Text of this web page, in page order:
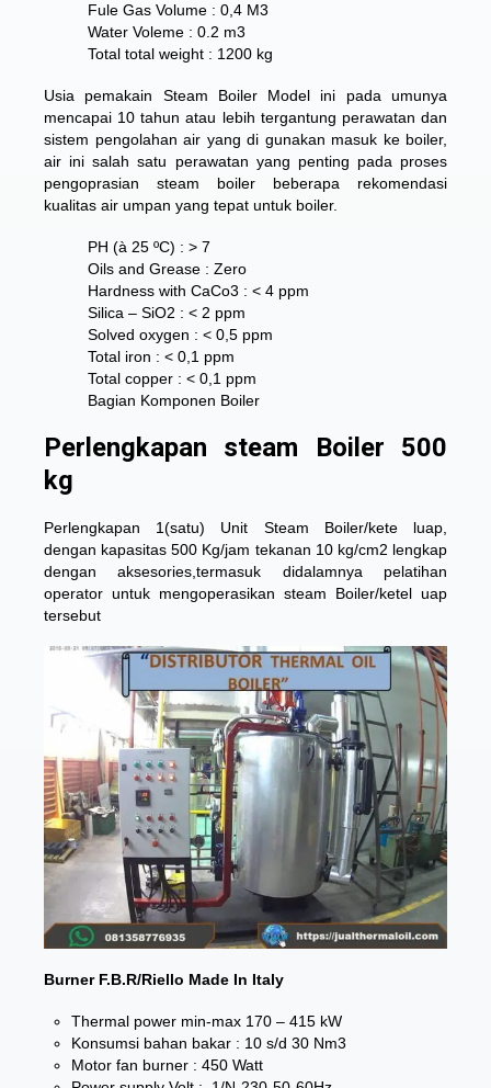
Fule Gas Volume : 0,4 M3
Water Voleme : 0.2 m3
Total total weight : 1200 kg
Usia pemakain Steam Boiler Model ini pada umunya
mencapai 10 tahun atau lebih tergantung perawatan dan
sistem pengolahan air yang di gunakan masuk ke boiler,
air ini salah satu perawatan yang penting pada proses
pengoprasian steam boiler beberapa rekomendasi
kualitas air umpan yang tepat untuk boiler.
PH (à 25 ºC) : > 7
Oils and Grease : Zero
Hardness with CaCo3 : < 4 ppm
Silica – SiO2 : < 2 ppm
Solved oxygen : < 0,5 ppm
Total iron : < 0,1 ppm
Total copper : < 0,1 ppm
Bagian Komponen Boiler
Perlengkapan steam Boiler 500
kg
Perlengkapan 1(satu) Unit Steam Boiler/kete luap,
dengan kapasitas 500 Kg/jam tekanan 10 kg/cm2 lengkap
dengan aksesories,termasuk didalamnya pelatihan
operator untuk mengoperasikan steam Boiler/ketel uap
tersebut
Burner F.B.R/Riello Made In Italy
Thermal power min-max 170 – 415 kW
Konsumsi bahan bakar : 10 s/d 30 Nm3
Motor fan burner : 450 Watt